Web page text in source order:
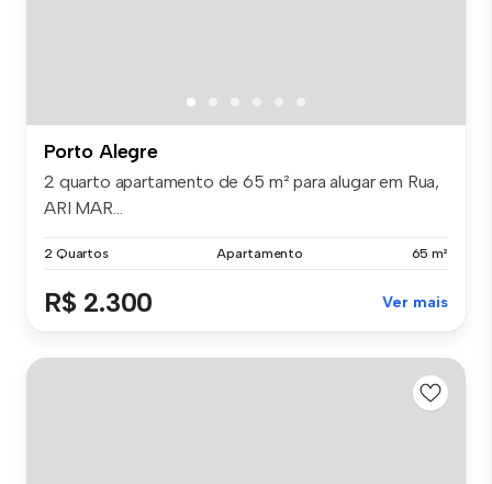
Porto Alegre
2 quarto apartamento de 65 m² para alugar em Rua,
ARI MAR...
2 Quartos Apartamento 65 m²
R$ 2.300 Ver mais